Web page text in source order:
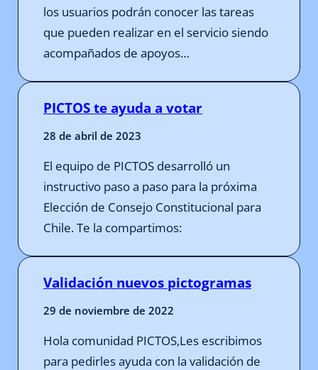
los usuarios podrán conocer las tareas
que pueden realizar en el servicio siendo
acompañados de apoyos…
PICTOS te ayuda a votar
28 de abril de 2023
El equipo de PICTOS desarrolló un
instructivo paso a paso para la próxima
Elección de Consejo Constitucional para
Chile. Te la compartimos:
Validación nuevos pictogramas
29 de noviembre de 2022
Hola comunidad PICTOS,Les escribimos
para pedirles ayuda con la validación de